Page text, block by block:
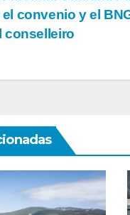
convenio y el
conselleiro